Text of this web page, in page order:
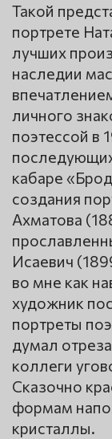
Такой
портрете
лучших
наследии
личного
поэтессой в
кабаре
создания
Ахматова
Исаевич
во мне как
художник
портреты
думал
коллеги
Сказочно
формам
кристаллы.